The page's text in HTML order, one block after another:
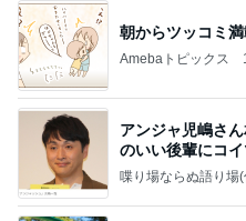
朝からツッコミ
Amebaトピックス
アンジャ児嶋さ
のいい後輩にコ
喋り場ならぬ語り場